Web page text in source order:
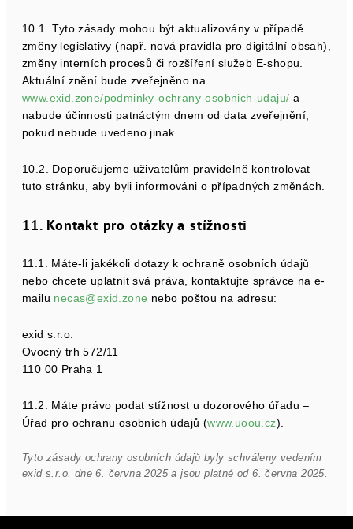
10.1. Tyto zásady mohou být aktualizovány v případě
změny legislativy (např. nová pravidla pro digitální obsah),
změny interních procesů či rozšíření služeb E-shopu.
Aktuální znění bude zveřejněno na
www.exid.zone/podminky-ochrany-osobnich-udaju/ a
nabude účinnosti patnáctým dnem od data zveřejnění,
pokud nebude uvedeno jinak.
10.2. Doporučujeme uživatelům pravidelně kontrolovat
tuto stránku, aby byli informováni o případných změnách.
11. Kontakt pro otázky a stížnosti
11.1. Máte-li jakékoli dotazy k ochraně osobních údajů
nebo chcete uplatnit svá práva, kontaktujte správce na e-
mailu necas@exid.zone nebo poštou na adresu:
exid s.r.o.
Ovocný trh 572/11
110 00 Praha 1
11.2. Máte právo podat stížnost u dozorového úřadu –
Úřad pro ochranu osobních údajů (www.uoou.cz).
Tyto zásady ochrany osobních údajů byly schváleny vedením
exid s.r.o. dne 6. června 2025 a jsou platné od 6. června 2025.